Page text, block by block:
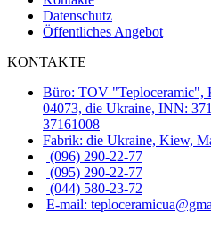
Datenschutz
Öffentliches Angebot
KONTAKTE
Büro: TOV "Teploceramic",
04073, die Ukraine, INN:
37161008
Fabrik: die Ukraine, Kiew,
(096) 290-22-77
(095) 290-22-77
(044) 580-23-72
E-mail: